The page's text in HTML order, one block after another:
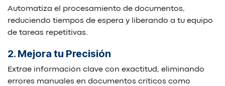
Automatiza el procesamiento de documentos,
reduciendo tiempos de espera y liberando a tu equipo
de tareas repetitivas.
​2. Mejora tu Precisión
Extrae información clave con exactitud, eliminando
errores manuales en documentos críticos como